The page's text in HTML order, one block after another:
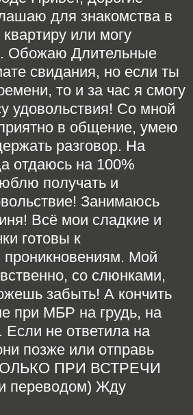
для знакомства в
или могу
Обожаю Длительные
свидания, но если ты
то и за час я смогу
удовольствия! Со мной
в общение, умею
разговор. На
отдаюсь на 100%
получать и
Занимаюсь
Всё мои сладкие и
готовы к
Мой
со слюнками,
забыть! А кончить
при МБР на грудь, на
Если не ответила на
позже или отправь
ПРИ ВСТРЕЧИ
переводом) Жду